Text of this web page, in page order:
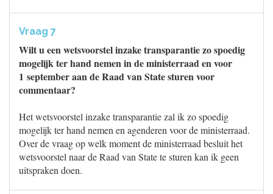
Vraag 7
Wilt u een wetsvoorstel inzake transparantie zo spoedig
mogelijk ter hand nemen in de ministerraad en voor
1 september aan de Raad van State sturen voor
commentaar?
Het wetsvoorstel inzake transparantie zal ik zo spoedig
mogelijk ter hand nemen en agenderen voor de ministerraad.
Over de vraag op welk moment de ministerraad besluit het
wetsvoorstel naar de Raad van State te sturen kan ik geen
uitspraken doen.